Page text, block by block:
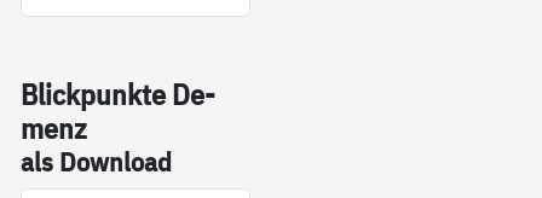
Blick­punk­te De­
menz
als Down­load